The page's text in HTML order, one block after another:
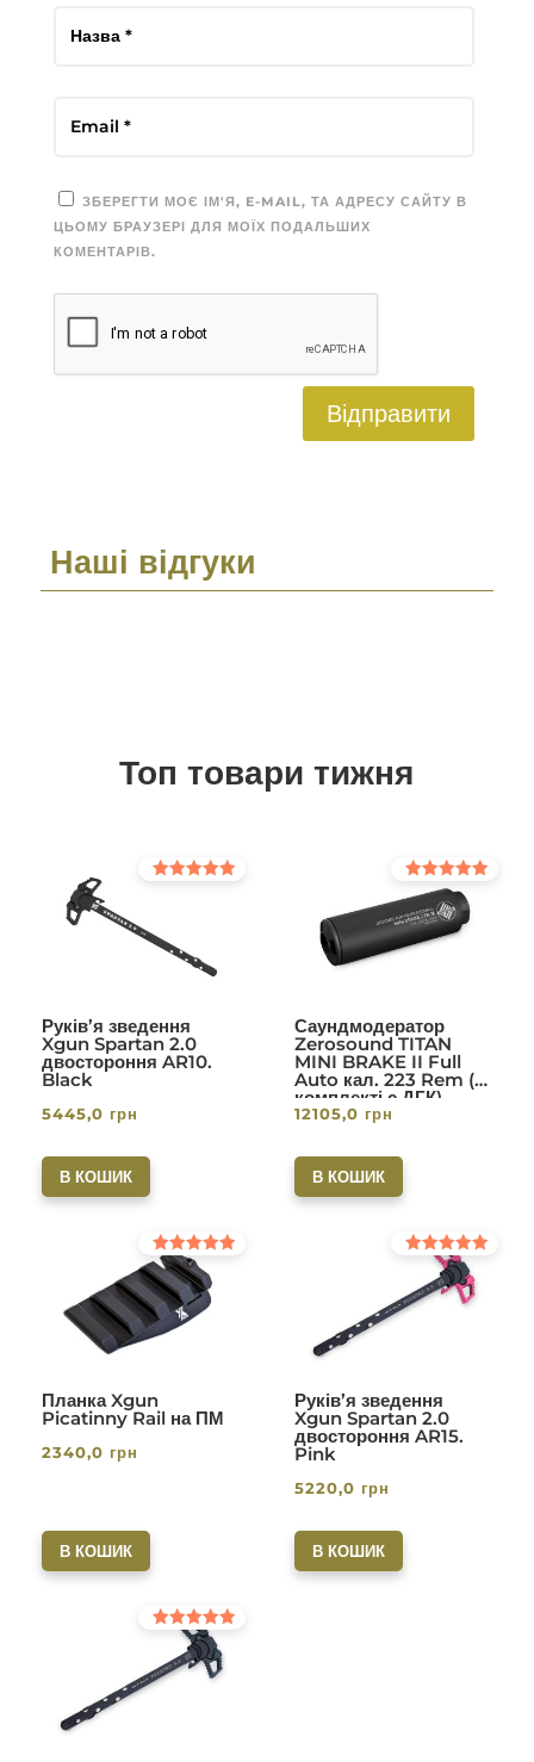
ЗБЕРЕГТИ МОЄ ІМ'Я, E-MAIL, ТА АДРЕСУ САЙТУ В
ЦЬОМУ БРАУЗЕРІ ДЛЯ МОЇХ ПОДАЛЬШИХ
КОМЕНТАРІВ.
Відправити
Наші відгуки
Топ товари тижня
Руків’я зведення
Xgun Spartan 2.0
двостороння AR10.
Black
5445,0 грн
В КОШИК
Саундмодератор
Zerosound TITAN
MINI BRAKE II Full
Auto кал. 223 Rem (в
комплекті с ДГК)
різьба 1/2-28. Вlack
Оцінено в
5.00
з 5
12105,0 грн
В КОШИК
Планка Xgun
Picatinny Rail на ПМ
Оцінено в
5.00
з 5
2340,0 грн
В КОШИК
Руків’я зведення
Xgun Spartan 2.0
двостороння AR15.
Pink
Оцінено в
з 5
5220,0 грн
В КОШИК
Оцінено в
з 5